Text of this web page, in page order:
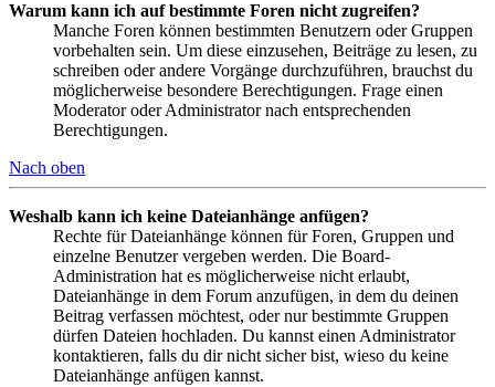
Warum kann ich auf bestimmte Foren nicht zugreifen?
Manche Foren können bestimmten Benutzern oder Gruppen
vorbehalten sein. Um diese einzusehen, Beiträge zu lesen, zu
schreiben oder andere Vorgänge durchzuführen, brauchst du
möglicherweise besondere Berechtigungen. Frage einen
Moderator oder Administrator nach entsprechenden
Berechtigungen.
Nach oben
Weshalb kann ich keine Dateianhänge anfügen?
Rechte für Dateianhänge können für Foren, Gruppen und
einzelne Benutzer vergeben werden. Die Board-
Administration hat es möglicherweise nicht erlaubt,
Dateianhänge in dem Forum anzufügen, in dem du deinen
Beitrag verfassen möchtest, oder nur bestimmte Gruppen
dürfen Dateien hochladen. Du kannst einen Administrator
kontaktieren, falls du dir nicht sicher bist, wieso du keine
Dateianhänge anfügen kannst.